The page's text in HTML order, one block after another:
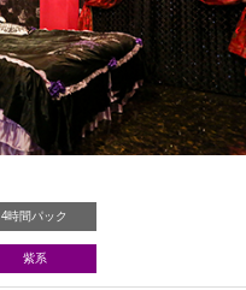
4時間パック
紫系